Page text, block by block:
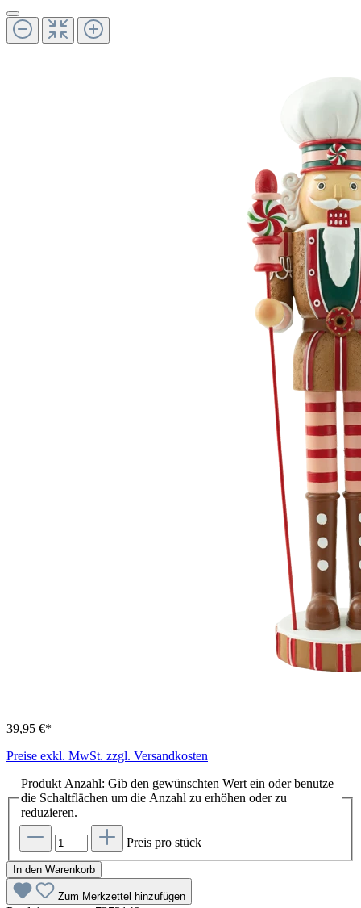
39,95 €*
Preise exkl. MwSt. zzgl. Versandkosten
Produkt Anzahl: Gib den gewünschten Wert ein oder benutze
die Schaltflächen um die Anzahl zu erhöhen oder zu
reduzieren.
Preis pro stück
In den Warenkorb
Zum Merkzettel hinzufügen